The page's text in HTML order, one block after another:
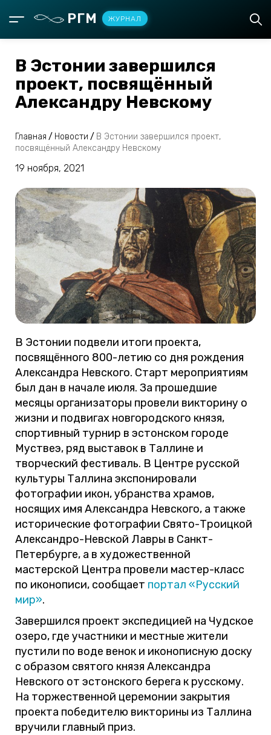
РГМ ЖУРНАЛ
В Эстонии завершился
проект, посвящённый
Александру Невскому
Главная / Новости / В Эстонии завершился проект,
посвящённый Александру Невскому
19 ноября, 2021
В Эстонии подвели итоги проекта,
посвящённого 800-летию со дня рождения
Александра Невского. Старт мероприятиям
был дан в начале июля. За прошедшие
месяцы организаторы провели викторину о
жизни и подвигах новгородского князя,
спортивный турнир в эстонском городе
Муствеэ, ряд выставок в Таллине и
творческий фестиваль. В Центре русской
культуры Таллина экспонировали
фотографии икон, убранства храмов,
носящих имя Александра Невского, а также
исторические фотографии Свято-Троицкой
Александро-Невской Лавры в Санкт-
Петербурге, а в художественной
мастерской Центра провели мастер-класс
по иконописи, сообщает портал «Русский
мир».
Завершился проект экспедицией на Чудское
озеро, где участники и местные жители
пустили по воде венок и иконописную доску
с образом святого князя Александра
Невского от эстонского берега к русскому.
На торжественной церемонии закрытия
проекта победителю викторины из Таллина
вручили главный приз.